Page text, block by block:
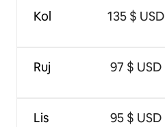
Kol
Ruj
Lis
135 $ USD
97 $ USD
95 $ USD